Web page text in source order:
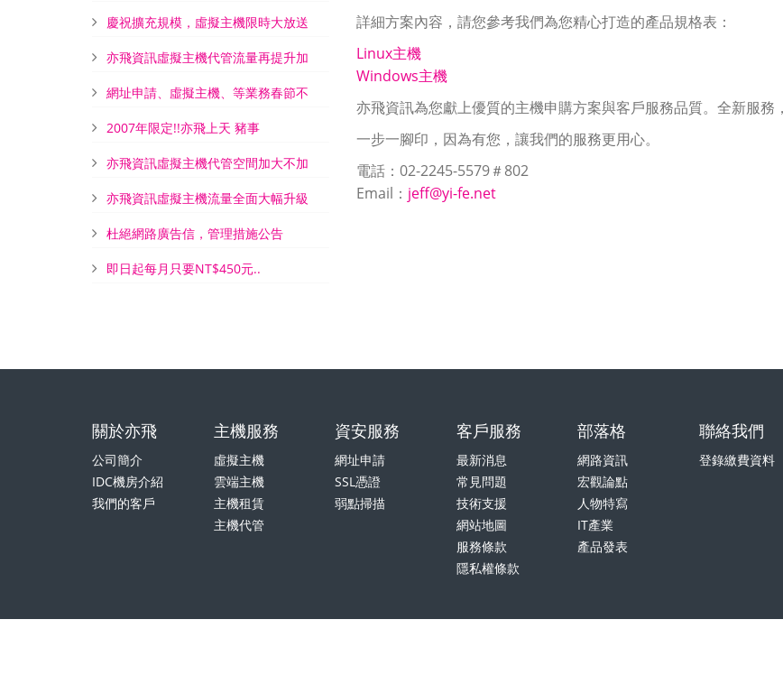
慶祝擴充規模，虛擬主機限時大放送
亦飛資訊虛擬主機代管流量再提升加
網址申請、虛擬主機、等業務春節不
2007年限定!!亦飛上天 豬事
亦飛資訊虛擬主機代管空間加大不加
亦飛資訊虛擬主機流量全面大幅升級
杜絕網路廣告信，管理措施公告
即日起每月只要NT$450元..
詳細方案內容，請您參考我們為您精心打造的產品規格表：
Linux主機
Windows主機
亦飛資訊為您獻上優質的主機申購方案與客戶服務品質。全新服務
一步一腳印，因為有您，讓我們的服務更用心。
電話：02-2245-5579＃802
Email： jeff@yi-fe.net
關於亦飛
公司簡介
IDC機房介紹
我們的客戶
主機服務
虛擬主機
雲端主機
主機租賃
主機代管
資安服務
網址申請
SSL憑證
弱點掃描
客戶服務
最新消息
常見問題
技術支援
網站地圖
服務條款
隱私權條款
部落格
網路資訊
宏觀論點
人物特寫
IT產業
產品發表
聯絡我們
登錄繳費資料